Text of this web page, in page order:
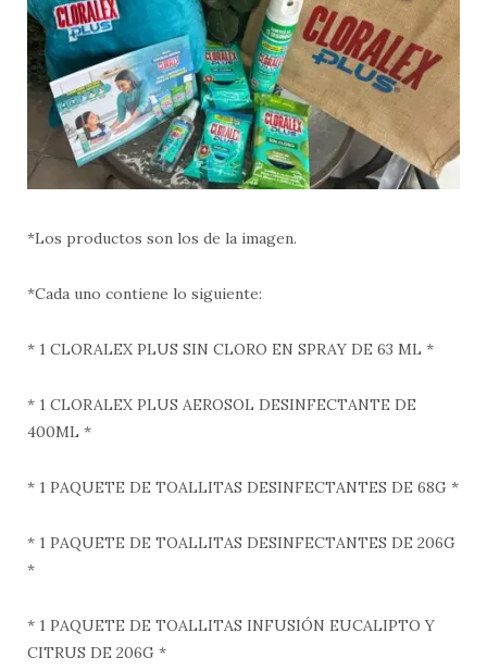
*Los productos son los de la imagen.
*Cada uno contiene lo siguiente:
* 1 CLORALEX PLUS SIN CLORO EN SPRAY DE 63 ML *
* 1 CLORALEX PLUS AEROSOL DESINFECTANTE DE
400ML *
* 1 PAQUETE DE TOALLITAS DESINFECTANTES DE 68G *
* 1 PAQUETE DE TOALLITAS DESINFECTANTES DE 206G
*
* 1 PAQUETE DE TOALLITAS INFUSIÓN EUCALIPTO Y
CITRUS DE 206G *